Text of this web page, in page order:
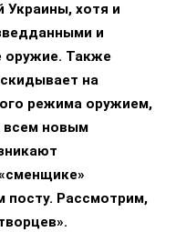
хотя и
и
оружие. Также
на
режима оружием,
всем новым
посту. Рассмотрим,